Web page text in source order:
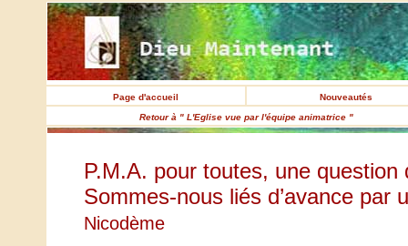
Page d'accueil
Nouveautés
Retour à " L'Eglise vue par l'équipe animatrice "
P.M.A. pour toutes, une question
Sommes-nous liés d’avance par
Nicodème